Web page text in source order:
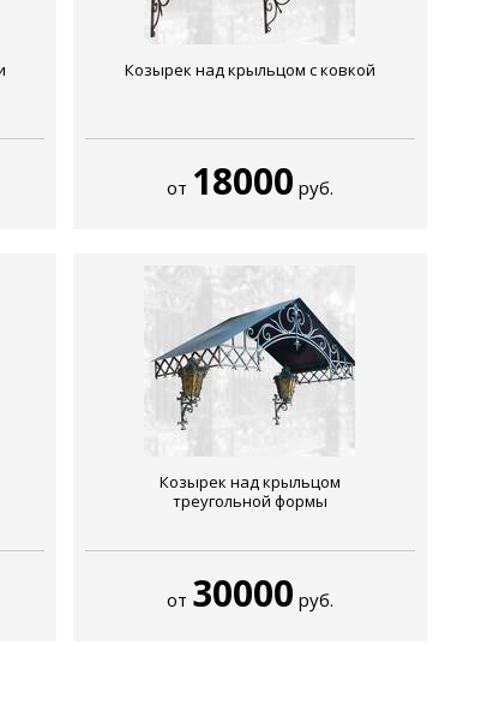
Козырек над крыльцом с ковкой
от 18000 руб.
Козырек над крыльцом
треугольной формы
от 30000 руб.